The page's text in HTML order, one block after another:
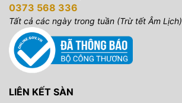
0373 568 336
Tất cả các ngày trong tuần (Trừ tết Âm Lịch)
LIÊN KẾT SÀN